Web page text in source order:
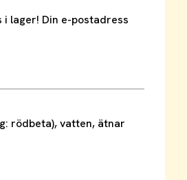
lager! Din e-postadress
rödbeta), vatten, ätnar